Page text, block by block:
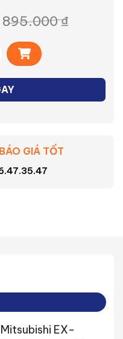
895.000₫
gió ốp tường Mitsubishi
GIÁ TỐT
EX-